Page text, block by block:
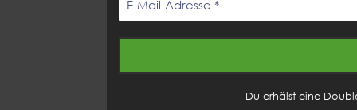
Du erhälst eine